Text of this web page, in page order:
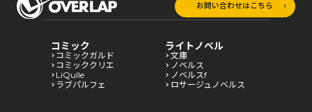
お問い合わせはこちら
コミック
コミックガルド
コミッククリエ
LiQulle
ラブパルフェ
ライトノベル
文庫
ノベルス
ノベルスf
ロサージュノベルス